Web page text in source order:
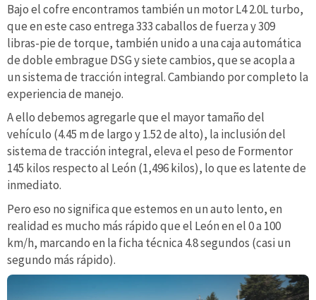
Bajo el cofre encontramos también un motor L4 2.0L turbo,
que en este caso entrega 333 caballos de fuerza y 309
libras-pie de torque, también unido a una caja automática
de doble embrague DSG y siete cambios, que se acopla a
un sistema de tracción integral. Cambiando por completo la
experiencia de manejo.
A ello debemos agregarle que el mayor tamaño del
vehículo (4.45 m de largo y 1.52 de alto), la inclusión del
sistema de tracción integral, eleva el peso de Formentor
145 kilos respecto al León (1,496 kilos), lo que es latente de
inmediato.
Pero eso no significa que estemos en un auto lento, en
realidad es mucho más rápido que el León en el 0 a 100
km/h, marcando en la ficha técnica 4.8 segundos (casi un
segundo más rápido).